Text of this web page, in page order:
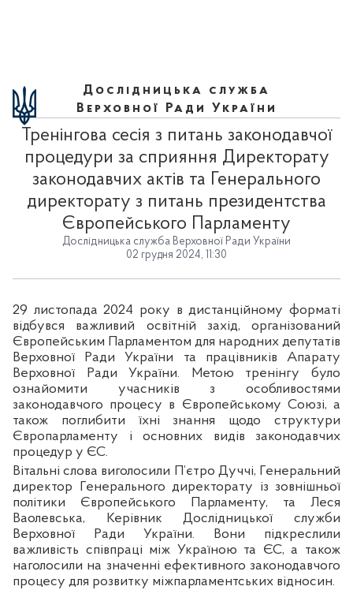
Дослідницька служба
Верховної Ради України
Тренінгова сесія з питань законодавчої
процедури за сприяння Директорату
законодавчих актів та Генерального
директорату з питань президентства
Європейського Парламенту
Дослідницька служба Верховної Ради України
02 грудня 2024, 11:30
29 листопада 2024 року в дистанційному форматі
відбувся важливий освітній захід, організований
Європейським Парламентом для народних депутатів
Верховної Ради України та працівників Апарату
Верховної Ради України. Метою тренінгу було
ознайомити учасників з особливостями
законодавчого процесу в Європейському Союзі, а
також поглибити їхні знання щодо структури
Європарламенту і основних видів законодавчих
процедур у ЄС.
Вітальні слова виголосили П’єтро Дуччі, Генеральний
директор Генерального директорату із зовнішньої
політики Європейського Парламенту, та Леся
Ваолевська, Керівник Дослідницької служби
Верховної Ради України. Вони підкреслили
важливість співпраці між Україною та ЄС, а також
наголосили на значенні ефективного законодавчого
процесу для розвитку міжпарламентських відносин.